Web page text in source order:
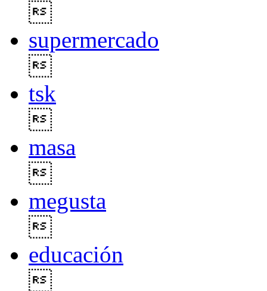
supermercado
tsk
masa
megusta
educación